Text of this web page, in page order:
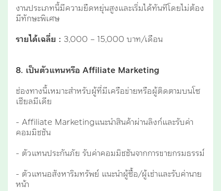
งานประเภทนี้มีความยืดหยุ่นสูงและเริ่มได้ทันทีโดยไม่ต้อง
มีทักษะพิเศษ
รายได้เฉลี่ย : 3,000 – 15,000 บาท/เดือน
8. เป็นตัวแทนหรือ Affiliate Marketing
ช่องทางนี้เหมาะสำหรับผู้ที่มีเครือข่ายหรือผู้ติดตามบนโซ
เชียลมีเดีย
- Affiliate Marketingแนะนำสินค้าผ่านลิงก์และรับค่า
คอมมิชชัน
- ตัวแทนประกันภัย รับค่าคอมมิชชันจากการขายกรมธรรม์
- ตัวแทนอสังหาริมทรัพย์ แนะนำผู้ซื้อ/ผู้เช่าและรับค่านาย
หน้า